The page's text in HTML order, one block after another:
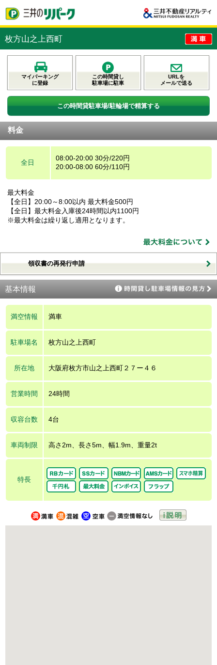
枚方山之上西町
マイパーキング
に登録
この時間貸し
駐車場に駐車
URLを
メールで送る
この時間貸駐車場/駐輪場で精算する
料金
全日
08:00-20:00 30分/220円
20:00-08:00 60分/110円
最大料金
【全日】20:00～8:00以内 最大料金500円
【全日】最大料金入庫後24時間以内1100円
※最大料金は繰り返し適用となります。
領収書の再発行申請
基本情報
満空情報 満車
駐車場名 枚方山之上西町
所在地 大阪府枚方市山之上西町２７ー４６
営業時間 24時間
収容台数 4台
車両制限 高さ2m、長さ5m、幅1.9m、重量2t
特長